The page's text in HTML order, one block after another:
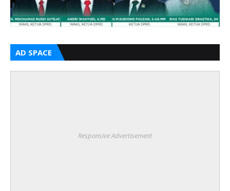
AD SPACE
Responsive Advertisement